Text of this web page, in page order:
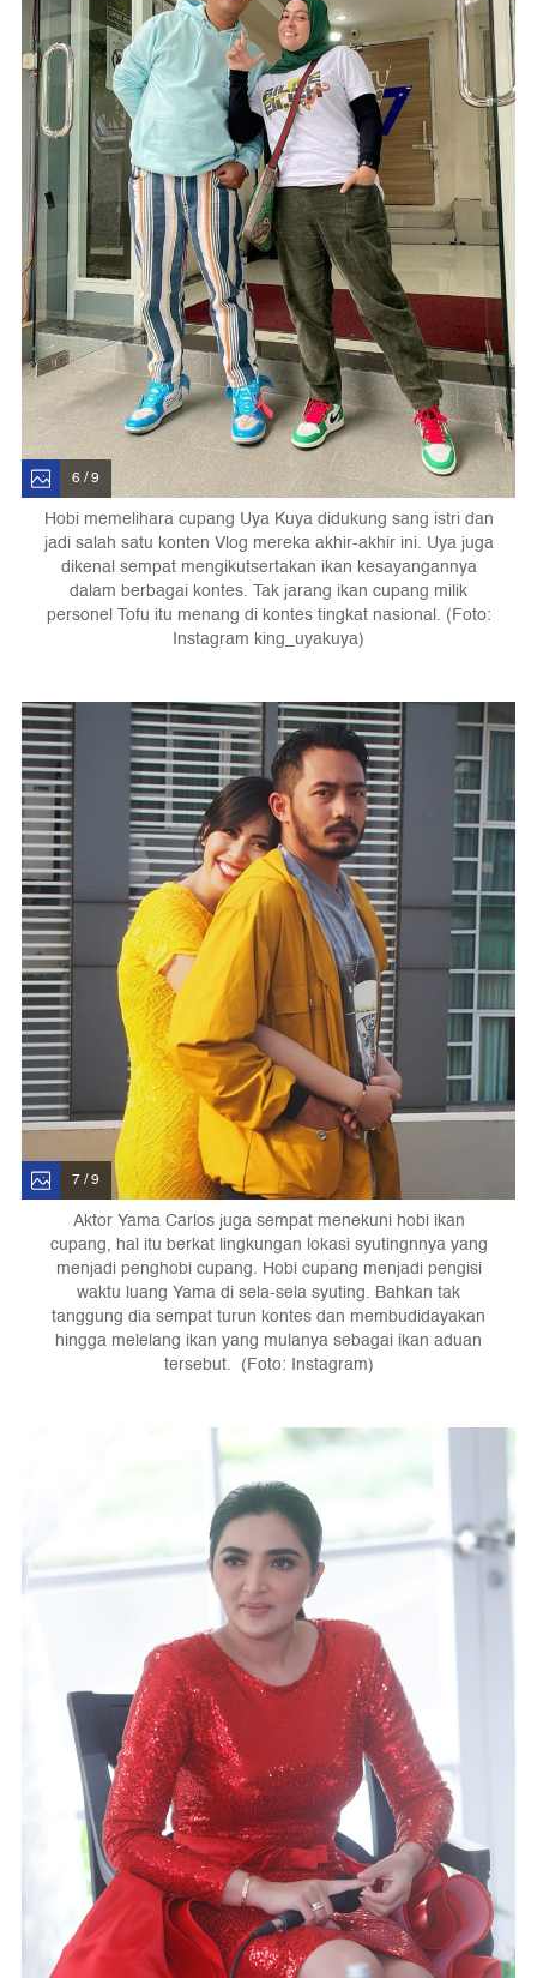
6 / 9
Hobi memelihara cupang Uya Kuya didukung sang istri dan
jadi salah satu konten Vlog mereka akhir-akhir ini. Uya juga
dikenal sempat mengikutsertakan ikan kesayangannya
dalam berbagai kontes. Tak jarang ikan cupang milik
personel Tofu itu menang di kontes tingkat nasional. (Foto:
Instagram king_uyakuya)
7 / 9
Aktor Yama Carlos juga sempat menekuni hobi ikan
cupang, hal itu berkat lingkungan lokasi syutingnnya yang
menjadi penghobi cupang. Hobi cupang menjadi pengisi
waktu luang Yama di sela-sela syuting. Bahkan tak
tanggung dia sempat turun kontes dan membudidayakan
hingga melelang ikan yang mulanya sebagai ikan aduan
tersebut. (Foto: Instagram)